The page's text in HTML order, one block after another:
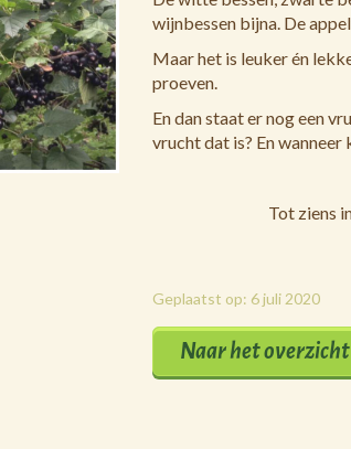
wijnbessen bijna. De
Maar het is leuker én
proeven.
En dan staat er nog een
vrucht dat is? En wanneer
Tot ziens
Geplaatst op: 6 juli 2020
Naar het overzicht